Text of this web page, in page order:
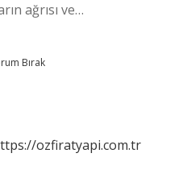
ağrısı ve…
Bırak
ozfiratyapi.com.tr